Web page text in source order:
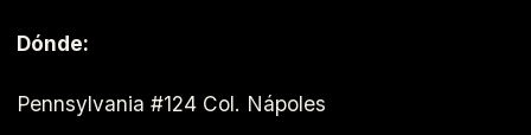
Dónde:
Pennsylvania #124 Col. Nápoles